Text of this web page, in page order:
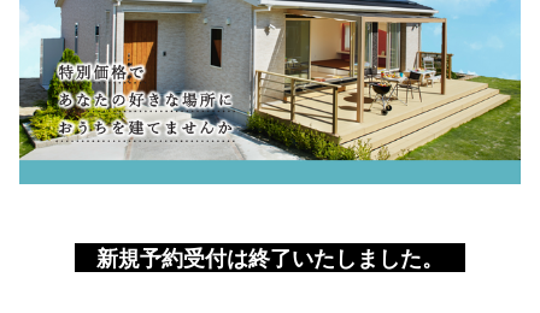
新規予約受付は終了いたしました。